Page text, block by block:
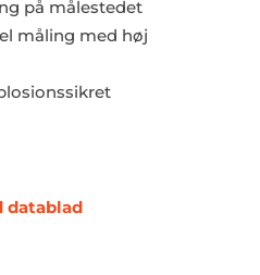
på målestedet
måling med høj
datablad